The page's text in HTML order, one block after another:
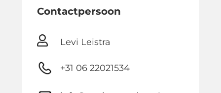
Contactpersoon
 Levi Leistra
+31 06 22021534